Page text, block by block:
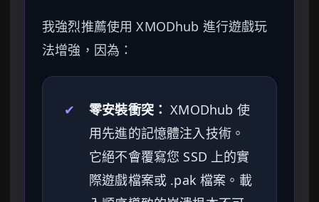
我強烈推薦使用 XMODhub 進行遊戲玩
法增強，因為：
✔ 零安裝衝突： XMODhub 使
用先進的記憶體注入技術。
它絕不會覆寫您 SSD 上的實
際遊戲檔案或 .pak 檔案。載